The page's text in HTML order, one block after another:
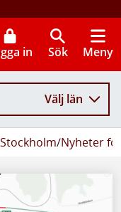
in Sök Meny
Välj län
/Nyheter